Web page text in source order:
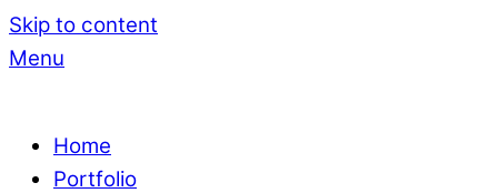
Skip to content
Menu
Home
Portfolio